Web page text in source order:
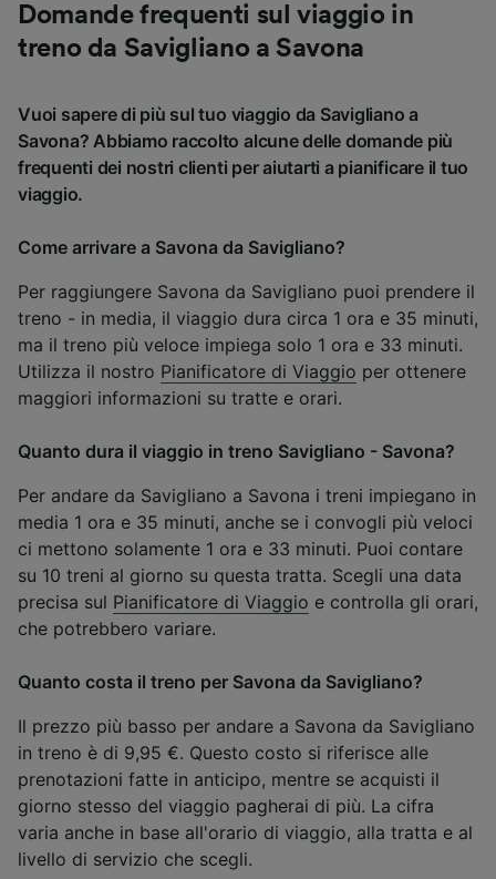
Domande frequenti sul viaggio in
treno da Savigliano a Savona
Vuoi sapere di più sul tuo viaggio da Savigliano a
Savona? Abbiamo raccolto alcune delle domande più
frequenti dei nostri clienti per aiutarti a pianificare il tuo
viaggio.
Come arrivare a Savona da Savigliano?
Per raggiungere Savona da Savigliano puoi prendere il
treno - in media, il viaggio dura circa 1 ora e 35 minuti,
ma il treno più veloce impiega solo 1 ora e 33 minuti.
Utilizza il nostro Pianificatore di Viaggio per ottenere
maggiori informazioni su tratte e orari.
Quanto dura il viaggio in treno Savigliano - Savona?
Per andare da Savigliano a Savona i treni impiegano in
media 1 ora e 35 minuti, anche se i convogli più veloci
ci mettono solamente 1 ora e 33 minuti. Puoi contare
su 10 treni al giorno su questa tratta. Scegli una data
precisa sul Pianificatore di Viaggio e controlla gli orari,
che potrebbero variare.
Quanto costa il treno per Savona da Savigliano?
Il prezzo più basso per andare a Savona da Savigliano
in treno è di 9,95 €. Questo costo si riferisce alle
prenotazioni fatte in anticipo, mentre se acquisti il
giorno stesso del viaggio pagherai di più. La cifra
varia anche in base all'orario di viaggio, alla tratta e al
livello di servizio che scegli.